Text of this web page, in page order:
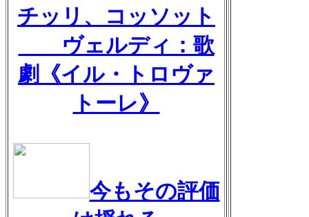
チッリ、コッソット
ヴェルディ：歌
劇《イル・トロヴァ
トーレ》
今もその評価